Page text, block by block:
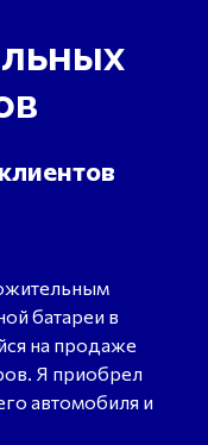
батареи в
на продаже
Я приобрел
автомобиля и